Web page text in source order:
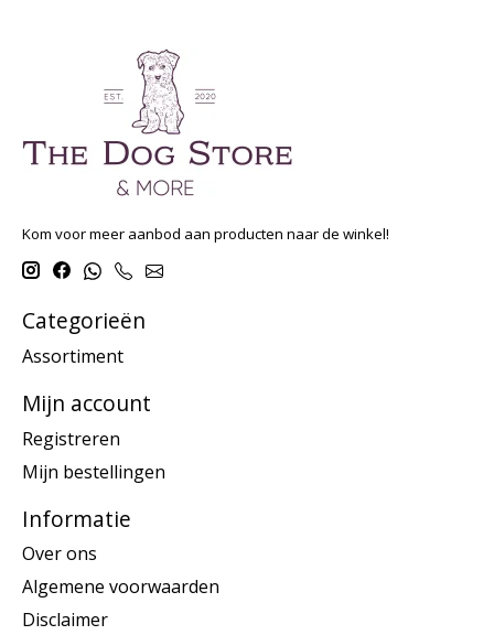
Kom voor meer aanbod aan producten naar de winkel!
Categorieën
Assortiment
Mijn account
Registreren
Mijn bestellingen
Informatie
Over ons
Algemene voorwaarden
Disclaimer